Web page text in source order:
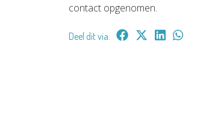
contact opgenomen.
Deel dit via: